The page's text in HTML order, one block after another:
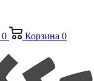
0 Корзина 0